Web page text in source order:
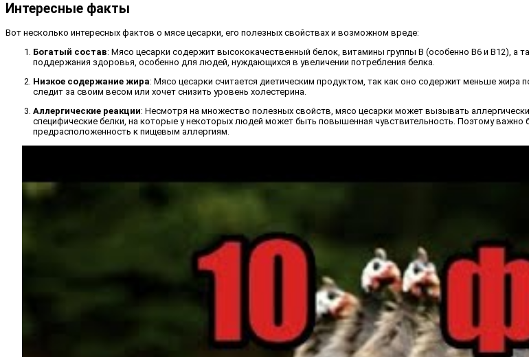
Интересные факты
Вот несколько интересных фактов о мясе цесарки, его полезных свойствах и возможном вреде:
Богатый состав: Мясо цесарки содержит высококачественный белок, витамины группы B (особенно B6 и B12),
поддержания здоровья, особенно для людей, нуждающихся в увеличении потребления белка.
Низкое содержание жира: Мясо цесарки считается диетическим продуктом, так как оно содержит меньше
следит за своим весом или хочет снизить уровень холестерина.
Аллергические реакции: Несмотря на множество полезных свойств, мясо цесарки может вызывать
специфические белки, на которые у некоторых людей может быть повышенная чувствительность. Поэтому
предрасположенность к пищевым аллергиям.